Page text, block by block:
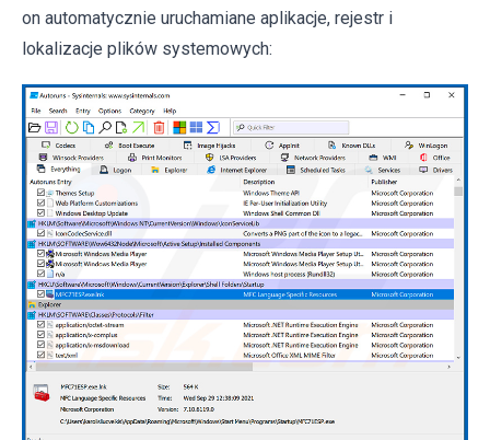
on automatycznie uruchamiane aplikacje, rejestr i
lokalizacje plików systemowych: